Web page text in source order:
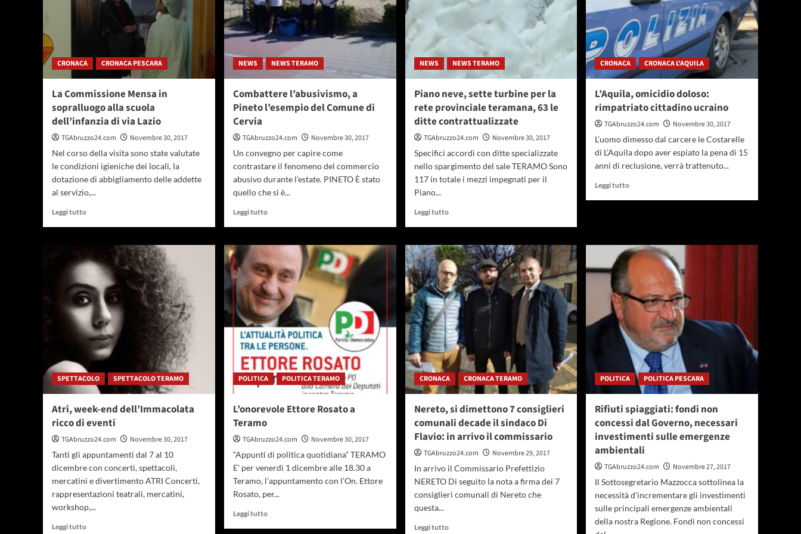
CRONACA CRONACA PESCARA
La Commissione Mensa in
sopralluogo alla scuola
dell’infanzia di via Lazio
TGAbruzzo24.com
Novembre 30, 2017
Nel corso della visita sono state valutate
le condizioni igieniche dei locali, la
dotazione di abbigliamento delle addette
al servizio,...
Leggi tuttoLeggi
La
Commissione
Mensa
in
sopralluogo
alla
scuola
dell’infanzia
via
Lazio
NEWS NEWS TERAMO
Combattere l’abusivismo, a
Pineto l’esempio del Comune di
Cervia
TGAbruzzo24.com
Novembre 30, 2017
Un convegno per capire come
contrastare il fenomeno del commercio
abusivo durante l’estate. PINETO È stato
quello che si è...
Leggi tuttoLeggi
su
Combattere
l’abusivismo,
a
Pineto
l’esempio
del
Comune
di
Cervia
NEWS NEWS TERAMO
Piano neve, sette turbine per la
rete provinciale teramana, 63 le
ditte contrattualizzate
TGAbruzzo24.com
Novembre 30, 2017
Specifici accordi con ditte specializzate
nello spargimento del sale TERAMO Sono
117 in totale i mezzi impegnati per il
Piano...
Leggi tuttoLeggi
su
Piano
neve,
sette
turbine
per
la
rete
provinciale
teramana,
63
le
ditte
contrattualizzate
CRONACA CRONACA L'AQUILA
L’Aquila, omicidio doloso:
rimpatriato cittadino ucraino
TGAbruzzo24.com
Novembre 30, 2017
L’uomo dimesso dal carcere le Costarelle
di L’Aquila dopo aver espiato la pena di 15
anni di reclusione, verrà trattenuto...
Leggi tuttoLeggi
doloso:
rimpatriato
cittadino
ucraino
SPETTACOLO SPETTACOLO TERAMO
Atri, week-end dell’Immacolata
ricco di eventi
TGAbruzzo24.com
Novembre 30, 2017
Tanti gli appuntamenti dal 7 al 10
dicembre con concerti, spettacoli,
mercatini e divertimento ATRI Concerti,
rappresentazioni teatrali, mercatini,
workshop,...
Leggi tuttoLeggi
POLITICA POLITICA TERAMO
L’onorevole Ettore Rosato a
Teramo
TGAbruzzo24.com
Novembre 30, 2017
“Appunti di politica quotidiana” TERAMO
E’ per venerdì 1 dicembre alle 18.30 a
Teramo, l’appuntamento con l’On. Ettore
Rosato, per...
Leggi tuttoLeggi
CRONACA CRONACA TERAMO
Nereto, si dimettono 7 consiglieri
comunali decade il sindaco Di
Flavio: in arrivo il commissario
TGAbruzzo24.com
Novembre 29, 2017
In arrivo il Commissario Prefettizio
NERETO Di seguito la nota a firma dei 7
consiglieri comunali di Nereto che
questa...
Leggi tuttoLeggi
POLITICA POLITICA PESCARA
Rifiuti spiaggiati: fondi non
concessi dal Governo, necessari
investimenti sulle emergenze
ambientali
TGAbruzzo24.com
Novembre 27, 2017
Il Sottosegretario Mazzocca sottolinea la
necessità d'incrementare gli investimenti
sulle principali emergenze ambientali
della nostra Regione. Fondi non concessi